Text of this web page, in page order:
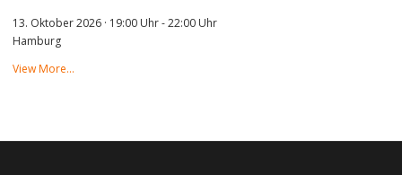
13. Oktober 2026 · 19:00 Uhr-22:00 Uhr
Hamburg
View More…